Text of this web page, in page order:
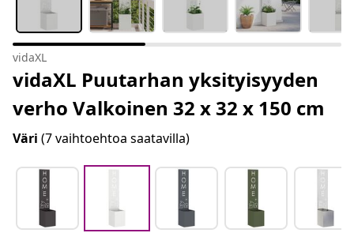
vidaXL
vidaXL Puutarhan yksityisyyden
verho Valkoinen 32 x 32 x 150 cm
Väri (7 vaihtoehtoa saatavilla)